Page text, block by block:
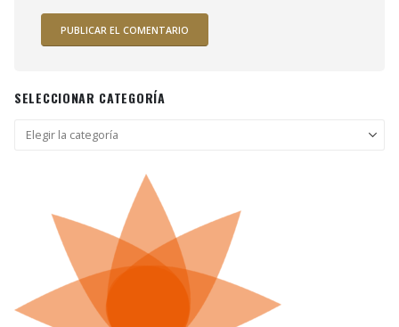
SELECCIONAR CATEGORÍA
Seleccionar
categoría